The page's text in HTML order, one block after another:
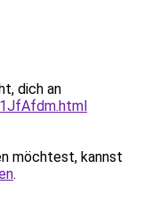
dich an
möchtest, kannst
.